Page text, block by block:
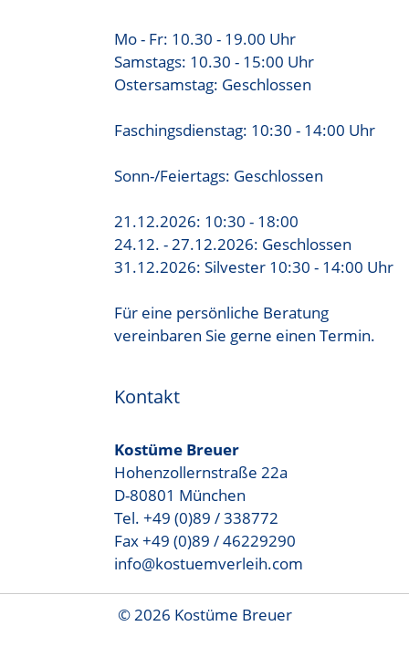
Mo - Fr: 10.30 - 19.00 Uhr
Samstags: 10.30 - 15:00 Uhr
Ostersamstag: Geschlossen
Faschingsdienstag: 10:30 - 14:00 Uhr
Sonn-/Feiertags: Geschlossen
21.12.2026: 10:30 - 18:00
24.12. - 27.12.2026: Geschlossen
31.12.2026: Silvester 10:30 - 14:00 Uhr
Für eine persönliche Beratung
vereinbaren Sie gerne einen Termin.
Kontakt
Kostüme Breuer
Hohenzollernstraße 22a
D-80801 München
Tel. +49 (0)89 / 338772
Fax +49 (0)89 / 46229290
info@kostuemverleih.com
© 2026 Kostüme Breuer